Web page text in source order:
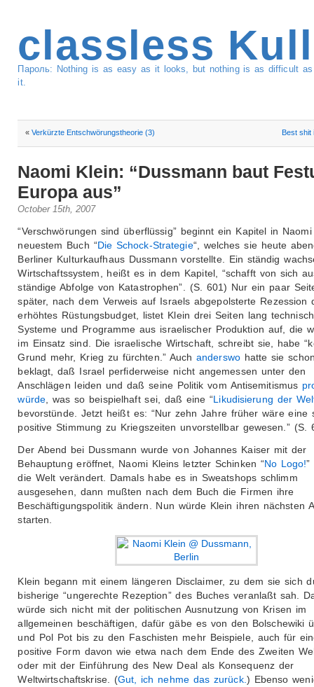
classless
Пароль: Nothing is as easy as it looks, but nothing is as difficult
it.
«Verkürzte Entschwörungstheorie (3) Best shit
Naomi Klein: “Dussmann baut
Europa aus”
October 15th, 2007
“Verschwörungen sind überflüssig” beginnt ein Kapitel in
neuestem Buch “Die Schock-Strategie“, welches sie heute
Berliner Kulturkaufhaus Dussmann vorstellte. Ein ständig
Wirtschaftssystem, heißt es in dem Kapitel, “schafft von sich
ständige Abfolge von Katastrophen”. (S. 601) Nur ein paar
später, nach dem Verweis auf Israels abgepolsterte Rezession
erhöhtes Rüstungsbudget, listet Klein drei Seiten lang
Systeme und Programme aus israelischer Produktion auf, die
im Einsatz sind. Die israelische Wirtschaft, schreibt sie, habe
Grund mehr, Krieg zu fürchten.” Auch anderswohatte sie
beklagt, daß Israel perfiderweise nicht angemessen unter den
Anschlägen leiden und daß seine Politik vom Antisemitismus
würde , was so beispielhaft sei, daß eine “Likudisierung der
bevorstünde. Jetzt heißt es: “Nur zehn Jahre früher wäre eine
positive Stimmung zu Kriegszeiten unvorstellbar gewesen.” (S.
Der Abend bei Dussmann wurde von Johannes Kaiser mit der
Behauptung eröffnet, Naomi Kleins letzter Schinken “No Logo!”
die Welt verändert. Damals habe es in Sweatshops schlimm
ausgesehen, dann mußten nach dem Buch die Firmen ihre
Beschäftigungspolitik ändern. Nun würde Klein ihren nächsten
starten.
Klein begann mit einem längeren Disclaimer, zu dem sie sich
bisherige “ungerechte Rezeption” des Buches veranlaßt sah.
würde sich nicht mit der politischen Ausnutzung von Krisen im
allgemeinen beschäftigen, dafür gäbe es von den Bolschewiki
und Pol Pot bis zu den Faschisten mehr Beispiele, auch für
positive Form davon wie etwa nach dem Ende des Zweiten
oder mit der Einführung des New Deal als Konsequenz der
Weltwirtschaftskrise. (Gut, ich nehme das zurück. ) Ebenso